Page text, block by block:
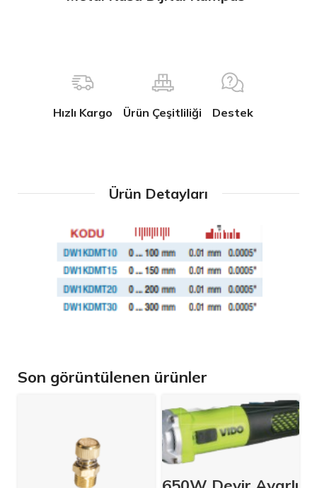
Hızlı Kargo Ürün Çeşitliliği Destek
Ürün Detayları
Son görüntülenen ürünler